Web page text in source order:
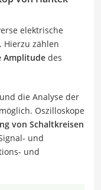
elektrische
Hierzu zählen
Amplitude des
die Analyse der
Oszilloskope
von Schaltkreisen
und
und